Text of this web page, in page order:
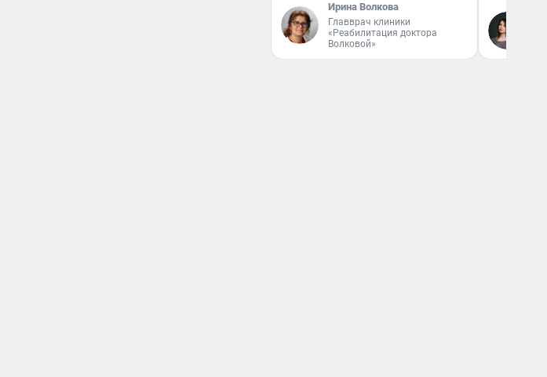
Ирина Волкова
Главврач клиники
«Реабилитация доктора
Волковой»